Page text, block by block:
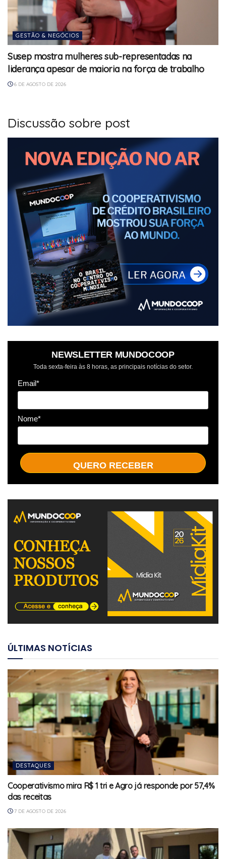
GESTÃO & NEGÓCIOS
Susep mostra mulheres sub-representadas na
liderança apesar de maioria na força de trabalho
6 DE AGOSTO DE 2026
Discussão sobre post
NEWSLETTER MUNDOCOOP
Toda sexta-feira às 8 horas, as principais notícias do setor.
Email*
Nome*
QUERO RECEBER
ÚLTIMAS NOTÍCIAS
DESTAQUES
Cooperativismo mira R$ 1 tri e Agro já responde por 57,4%
das receitas
7 DE AGOSTO DE 2026